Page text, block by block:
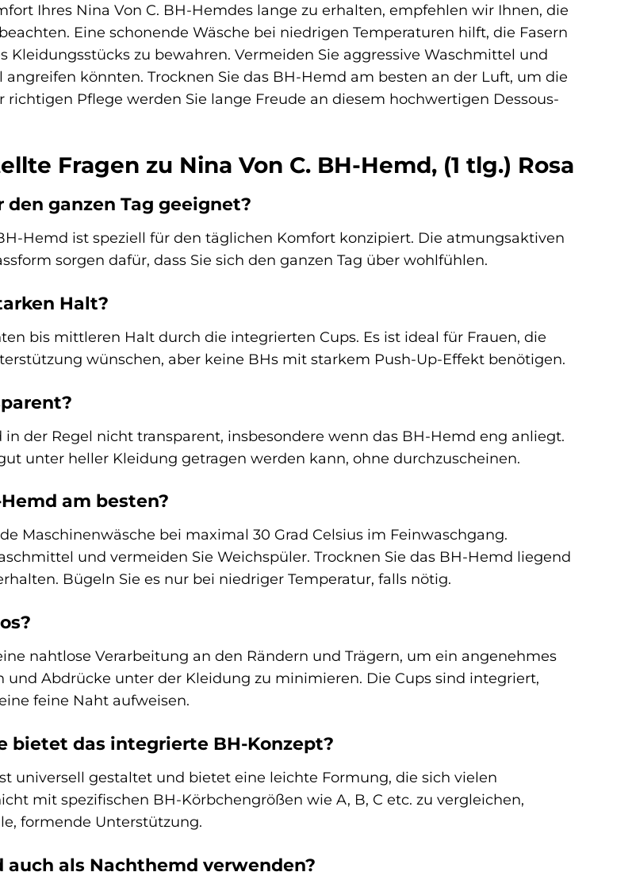
Ihres Nina Von C. BH-Hemdes lange zu erhalten, empfehlen wir Ihnen, die
Eine schonende Wäsche bei niedrigen Temperaturen hilft, die Fasern
Kleidungsstücks zu bewahren. Vermeiden Sie aggressive Waschmittel und
angreifen könnten. Trocknen Sie das BH-Hemd am besten an der Luft, um die
richtigen Pflege werden Sie lange Freude an diesem hochwertigen Dessous-
Fragen zu Nina Von C. BH-Hemd, (1 tlg.) Rosa
ganzen Tag geeignet?
Hemd ist speziell für den täglichen Komfort konzipiert. Die atmungsaktiven
sorgen dafür, dass Sie sich den ganzen Tag über wohlfühlen.
Halt?
bis mittleren Halt durch die integrierten Cups. Es ist ideal für Frauen, die
wünschen, aber keine BHs mit starkem Push-Up-Effekt benötigen.
in der Regel nicht transparent, insbesondere wenn das BH-Hemd eng anliegt.
unter heller Kleidung getragen werden kann, ohne durchzuscheinen.
am besten?
Maschinenwäsche bei maximal 30 Grad Celsius im Feinwaschgang.
und vermeiden Sie Weichspüler. Trocknen Sie das BH-Hemd liegend
Bügeln Sie es nur bei niedriger Temperatur, falls nötig.
nahtlose Verarbeitung an den Rändern und Trägern, um ein angenehmes
und Abdrücke unter der Kleidung zu minimieren. Die Cups sind integriert,
feine Naht aufweisen.
bietet das integrierte BH-Konzept?
universell gestaltet und bietet eine leichte Formung, die sich vielen
mit spezifischen BH-Körbchengrößen wie A, B, C etc. zu vergleichen,
formende Unterstützung.
auch als Nachthemd verwenden?